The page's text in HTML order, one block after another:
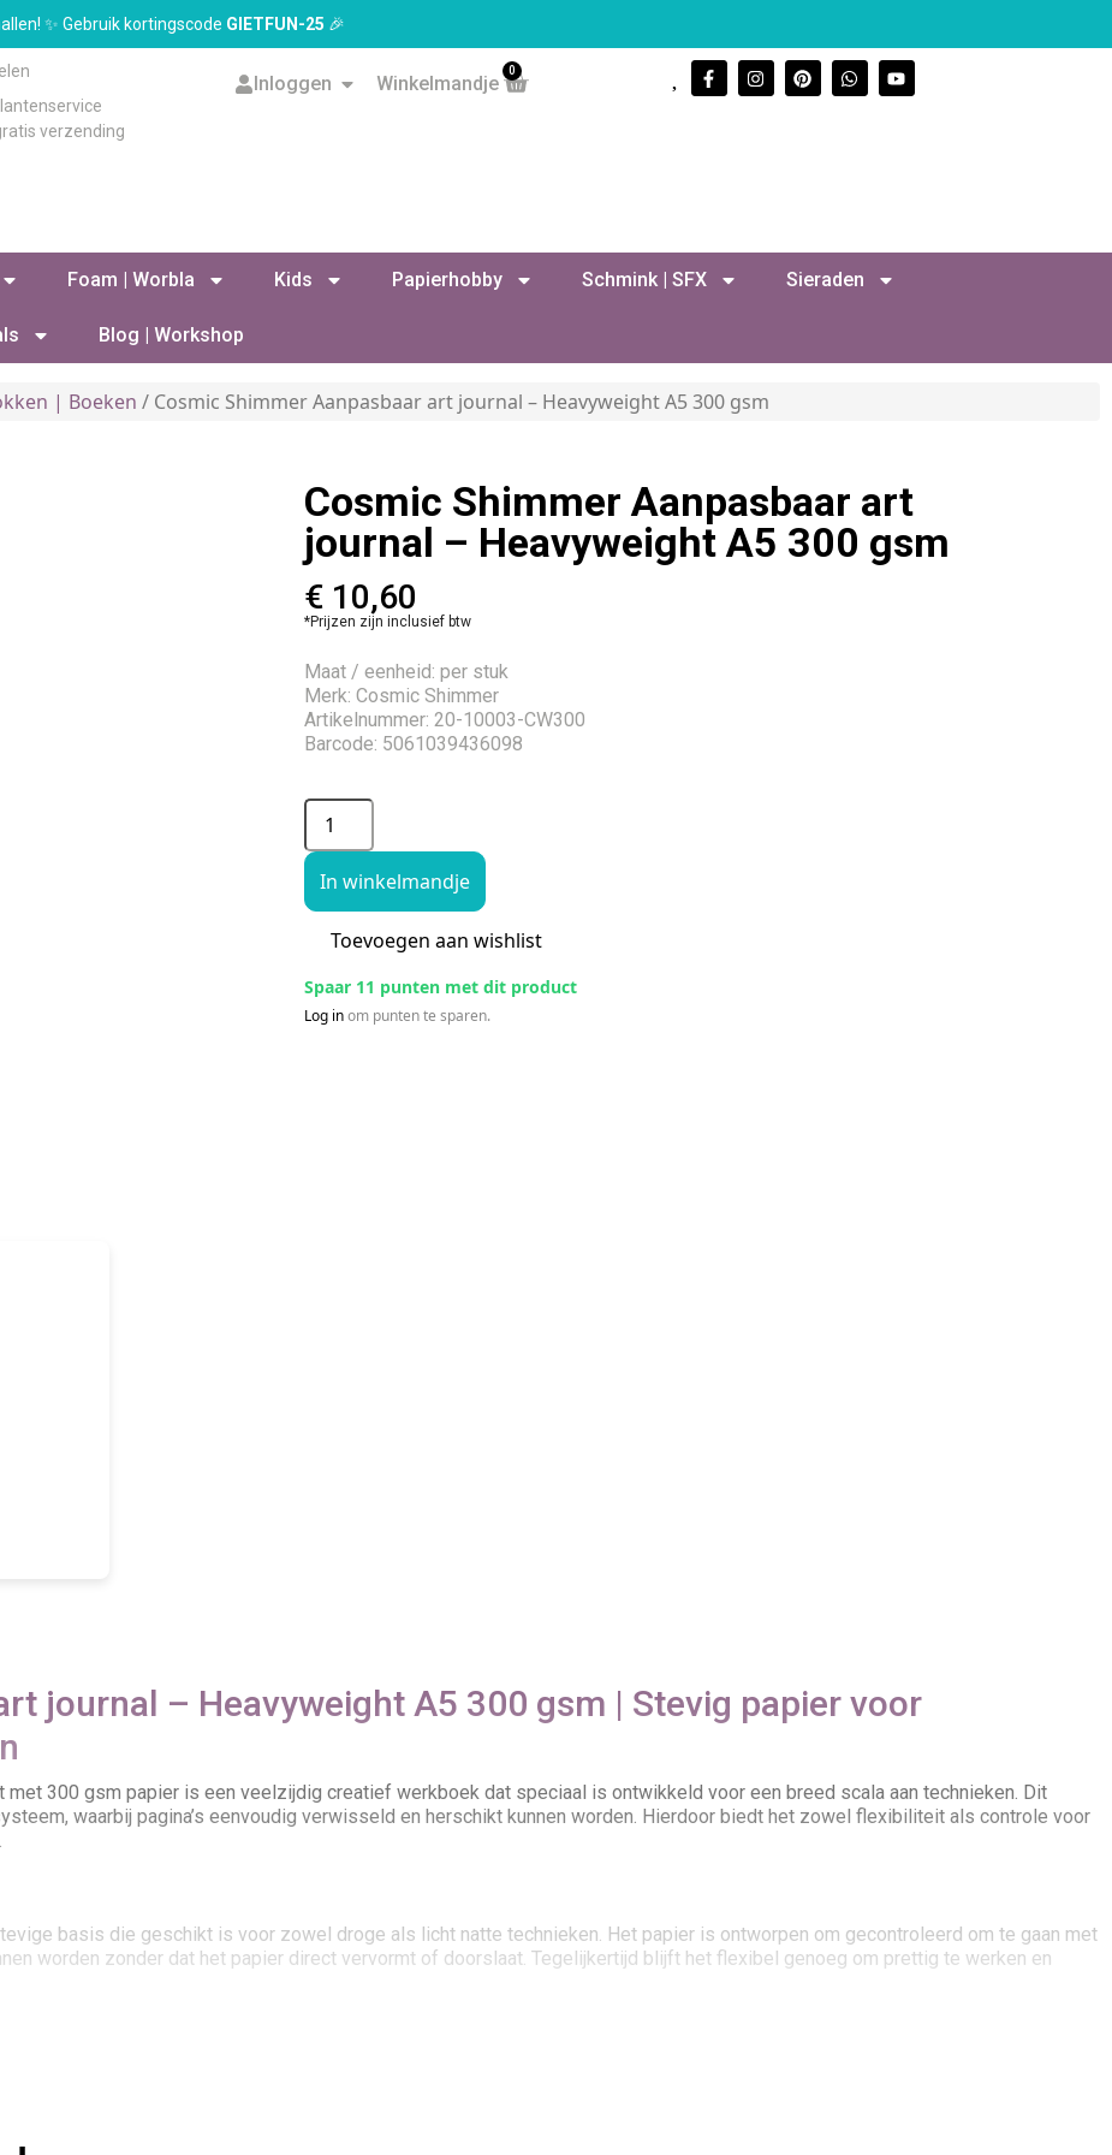
✨ Gebruik kortingscode GIETFUN-25 🎉
verzending
Inloggen Winkelmandje
0
Foam | Worbla Kids Papierhobby Schmink | SFX Sieraden
Blog | Workshop
| Boeken / Cosmic Shimmer Aanpasbaar art journal – Heavyweight A5 300 gsm
Cosmic Shimmer Aanpasbaar art
journal – Heavyweight A5 300 gsm
€ 10,60
*Prijzen zijn inclusief btw
Maat / eenheid: per stuk
Merk: Cosmic Shimmer
Artikelnummer: 20-10003-CW300
Barcode: 5061039436098
In winkelmandje
Toevoegen aan wishlist
Spaar 11 punten met dit product
Log inom punten te sparen.
journal – Heavyweight A5 300 gsm | Stevig papier voor
met 300 gsm papier is een veelzijdig creatief werkboek dat speciaal is ontwikkeld voor een breed scala aan technieken. Dit
waarbij pagina’s eenvoudig verwisseld en herschikt kunnen worden. Hierdoor biedt het zowel flexibiliteit als controle voor
basis die geschikt is voor zowel droge als licht natte technieken. Het papier is ontworpen om gecontroleerd om te gaan met
worden zonder dat het papier direct vervormt of doorslaat. Tegelijkertijd blijft het flexibel genoeg om prettig te werken en
Hierdoor is het geschikt voor zowel schetsen als meer uitgewerkte projecten.
te verwijderen, te verplaatsen of toe te voegen. Dit zorgt voor een dynamische workflow en maakt het journal geschikt